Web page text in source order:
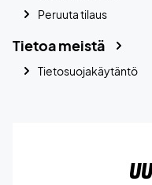
Peruuta tilaus
Tietoa meistä
Tietosuojakäytäntö